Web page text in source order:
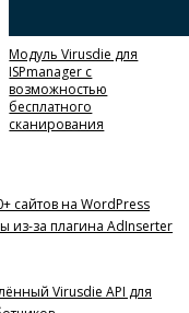
Модуль Virusdie для
ISPmanager с
возможностью
бесплатного
сканирования
сайтов на WordPress
из-за плагина AdInserter
Virusdie API для